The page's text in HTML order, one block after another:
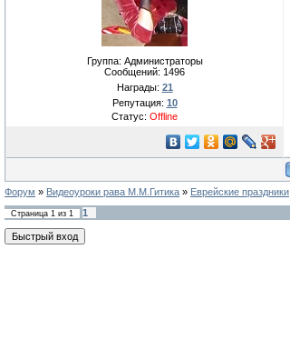
Группа: Администраторы
Сообщений: 1496
Награды: 21
Репутация: 10
Статус: Offline
Форум » Видеоуроки рава М.М.Гитика » Еврейские праздники
Страница 1 из 1
1